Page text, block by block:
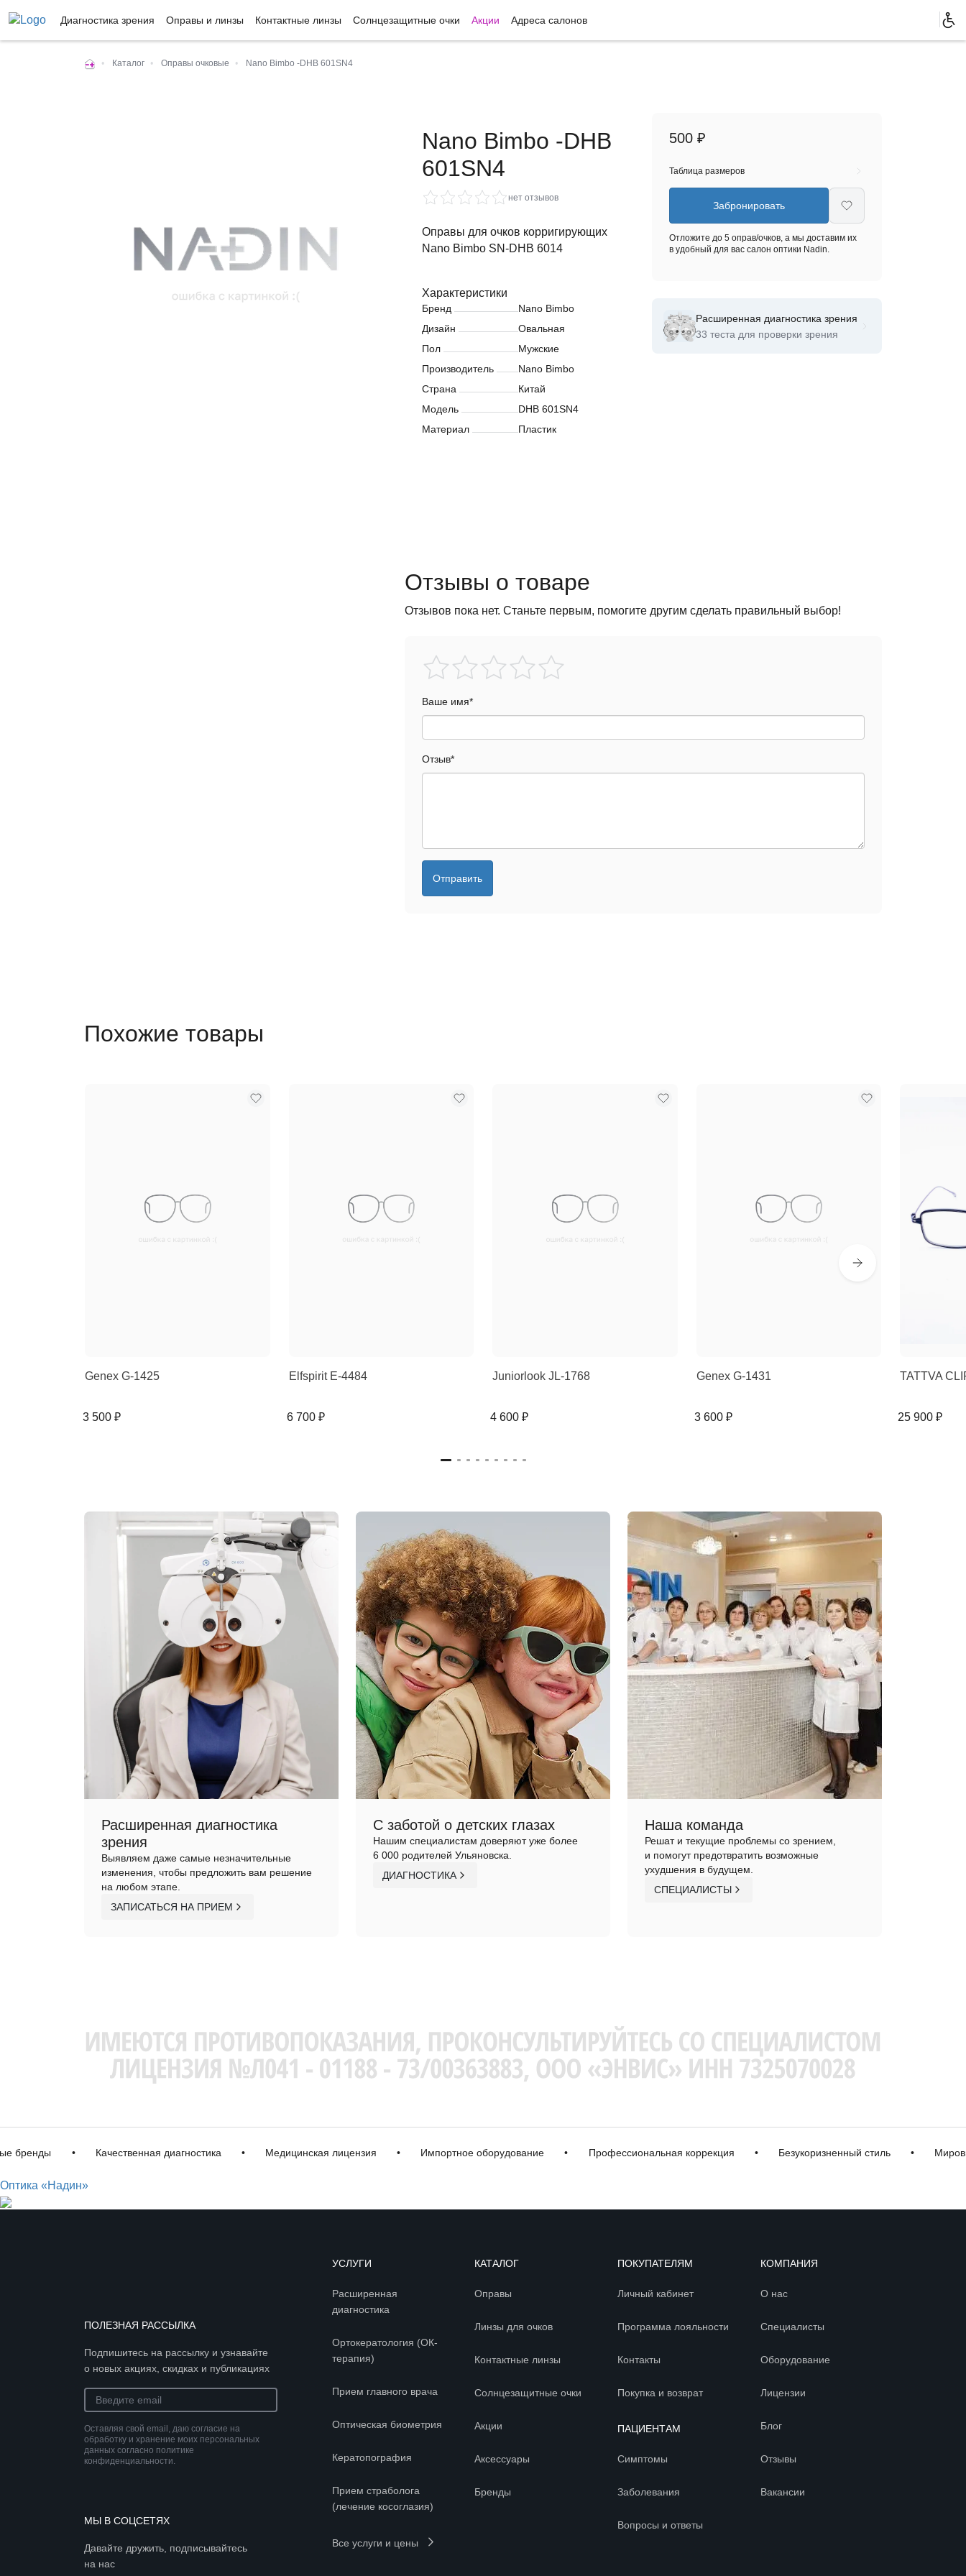
Диагностика зрения Оправы и линзы Контактные линзы Солнцезащитные очки Акции Адреса салонов
• Каталог • Оправы очковые • Nano Bimbo -DHB 601SN4
Nano Bimbo -DHB
601SN4
нет отзывов
Оправы для очков корригирующих
Nano Bimbo SN-DHB 6014
Характеристики
Бренд
Nano Bimbo
Дизайн
Овальная
Пол
Мужские
Производитель
Nano Bimbo
Страна
Китай
Модель
DHB 601SN4
Материал
Пластик
500 ₽
Таблица размеров
Забронировать
Отложите до 5 оправ/очков, а мы доставим их
в удобный для вас салон оптики Nadin.
Расширенная диагностика зрения
33 теста для проверки зрения
Отзывы о товаре
Отзывов пока нет. Станьте первым, помогите другим сделать правильный выбор!
Ваше имя*
Отзыв*
Отправить
Похожие товары
Genex G-1425
3 500 ₽
Elfspirit E-4484
6 700 ₽
Juniorlook JL-1768
4 600 ₽
Genex G-1431
3 600 ₽
TATTVA
25 900 ₽
Расширенная диагностика
зрения
Выявляем даже самые незначительные
изменения, чтобы предложить вам решение
на любом этапе.
ЗАПИСАТЬСЯ НА ПРИЕМ
С заботой о детских глазах
Нашим специалистам доверяют уже более
6 000 родителей Ульяновска.
ДИАГНОСТИКА
Наша команда
Решат и текущие проблемы со зрением,
и помогут предотвратить возможные
ухудшения в будущем.
СПЕЦИАЛИСТЫ
• Качественная диагностика • Медицинская лицензия • Импортное оборудование • Профессиональная коррекция • Безукоризненный стиль • Мировые
Оптика «Надин»
ПОЛЕЗНАЯ РАССЫЛКА
Подпишитесь на рассылку и узнавайте
о новых акциях, скидках и публикациях
Оставляя свой email, даю согласие на
обработку и хранение моих персональных
данных согласно политике
конфиденциальности.
МЫ В СОЦСЕТЯХ
Давайте дружить, подписывайтесь
на нас
УСЛУГИ
Расширенная
диагностика
Ортокератология (ОК-
терапия)
Прием главного врача
Оптическая биометрия
Кератопография
Прием страболога
(лечение косоглазия)
Все услуги и цены
КАТАЛОГ
Оправы
Линзы для очков
Контактные линзы
Солнцезащитные очки
Акции
Аксессуары
Бренды
ПОКУПАТЕЛЯМ
Личный кабинет
Программа лояльности
Контакты
Покупка и возврат
ПАЦИЕНТАМ
Симптомы
Заболевания
Вопросы и ответы
КОМПАНИЯ
О нас
Специалисты
Оборудование
Лицензии
Блог
Отзывы
Вакансии